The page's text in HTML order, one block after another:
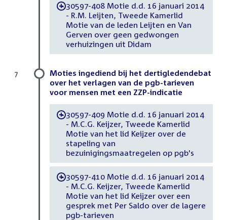
-30597-408 Motie d.d. 16 januari 2014
- R.M. Leijten, Tweede Kamerlid
Motie van de leden Leijten en Van
Gerven over geen gedwongen
verhuizingen uit Didam
Moties ingediend bij het dertigledendebat
over het verlagen van de pgb-tarieven
voor mensen met een ZZP-indicatie
-30597-409 Motie d.d. 16 januari 2014
- M.C.G. Keijzer, Tweede Kamerlid
Motie van het lid Keijzer over de
stapeling van
bezuinigingsmaatregelen op pgb's
-30597-410 Motie d.d. 16 januari 2014
- M.C.G. Keijzer, Tweede Kamerlid
Motie van het lid Keijzer over een
gesprek met Per Saldo over de lagere
pgb-tarieven
7